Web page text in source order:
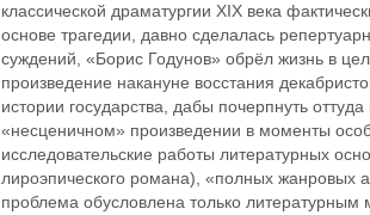
классической драматургии XIX века
основе трагедии, давно сделалась
суждений, «Борис Годунов» обрёл жизнь в
произведение накануне восстания
истории государства, дабы почерпнуть
«несценичном» произведении в моменты
исследовательские работы литературных
лироэпического романа), «полных жанровых
проблема обусловлена только